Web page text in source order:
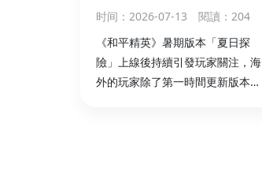
英》夏日探險版本
时间 ：2026-07-13
閱讀：204
《和平精英》暑期版本「夏日探
險」上線後持續引發玩家關注，海
外的玩家除了第一時間更新版本，